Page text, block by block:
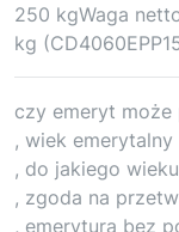
250 kgWaga
kg
czy emeryt może
, wiek
, do jakiego
, zgoda na
, emerytura bez